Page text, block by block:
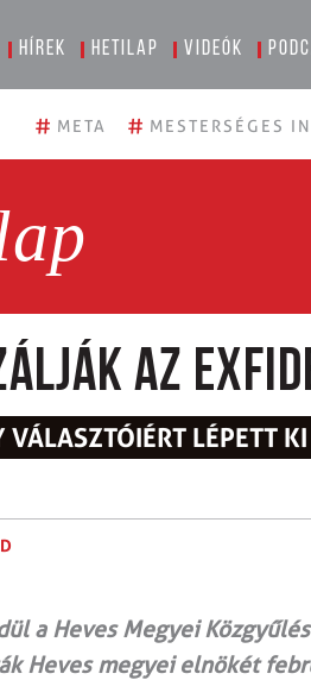
Hírek Hetilap Videók
# META # MESTERSÉGES
az
VÁLASZTÓIÉRT LÉPETT
a Heves Megyei
Heves megyei elnökét